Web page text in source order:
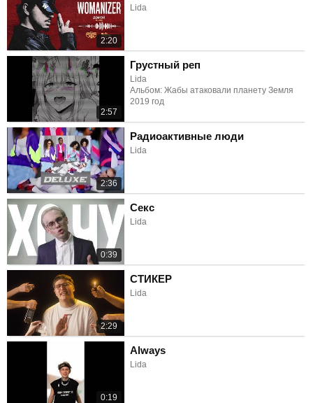
2:20
Lida
2:57
Грустный реп
Lida
Альбом: Жабы атаковали планету Земля
2019 год
2:36
Радиоактивные люди
Lida
0:39
Секс
Lida
2:29
СТИКЕР
Lida
0:19
Always
Lida